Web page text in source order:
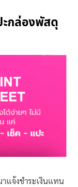
กล่องพัสดุ
แจ้งชำระเงินแทน